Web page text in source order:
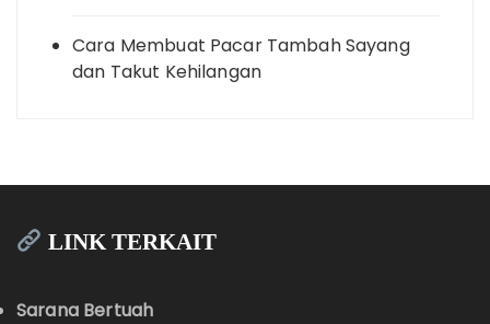
Cara Membuat Pacar Tambah Sayang
dan Takut Kehilangan
LINK TERKAIT
Sarana Bertuah